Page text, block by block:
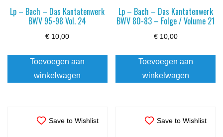
Lp – Bach – Das Kantatenwerk
BWV 95-98 Vol. 24
€ 10,00
Toevoegen aan
winkelwagen
Lp – Bach – Das Kantatenwerk
BWV 80-83 – Folge / Volume 21
€10,00
Toevoegen aan
winkelwagen
Save to Wishlist Save to Wishlist